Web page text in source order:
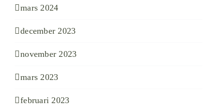
mars 2024
december 2023
november 2023
mars 2023
februari 2023